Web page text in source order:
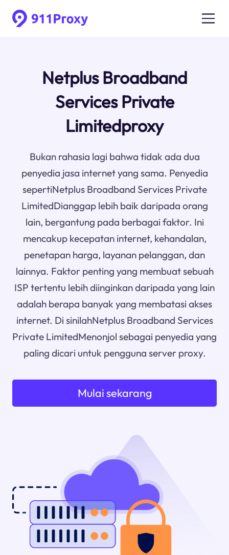
Netplus Broadband
Services Private
Limitedproxy
Bukan rahasia lagi bahwa tidak ada dua
penyedia jasa internet yang sama. Penyedia
sepertiNetplus Broadband Services Private
LimitedDianggap lebih baik daripada orang
lain, bergantung pada berbagai faktor. Ini
mencakup kecepatan internet, kehandalan,
penetapan harga, layanan pelanggan, dan
lainnya. Faktor penting yang membuat sebuah
ISP tertentu lebih diinginkan daripada yang lain
adalah berapa banyak yang membatasi akses
internet. Di sinilahNetplus Broadband Services
Private LimitedMenonjol sebagai penyedia yang
paling dicari untuk pengguna server proxy.
Mulai sekarang